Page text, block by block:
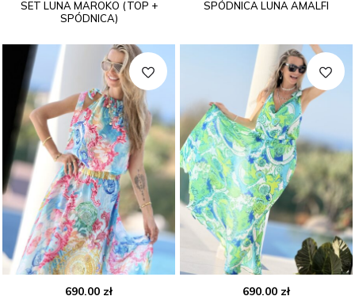
SET LUNA MAROKO (TOP +
SPÓDNICA)
SPÓDNICA LUNA AMALFI
690.00 zł 690.00 zł